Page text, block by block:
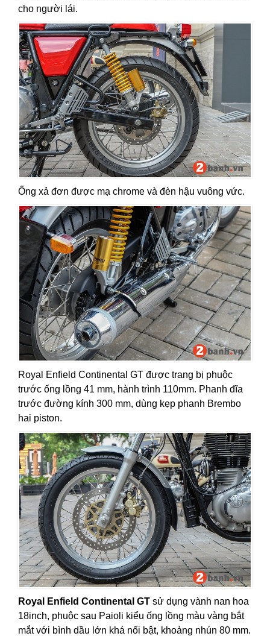
cho người lái.
Ống xả đơn được mạ chrome và đèn hậu vuông vức.
Royal Enfield Continental GT được trang bị phuộc
trước ống lồng 41 mm, hành trình 110mm. Phanh đĩa
trước đường kính 300 mm, dùng kẹp phanh Brembo
hai piston.
Royal Enfield Continental GT sử dụng vành nan hoa
18inch, phuộc sau Paioli kiểu ống lồng màu vàng bắt
mắt với bình dầu lớn khá nổi bật, khoảng nhún 80 mm.